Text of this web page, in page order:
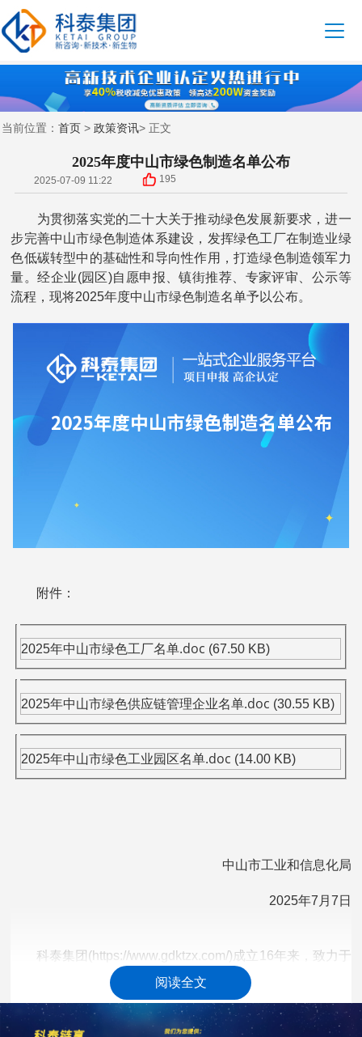
当前位置： 首页 > 政策资讯> 正文
2025年度中山市绿色制造名单公布
2025-07-09 11:22 195
为贯彻落实党的二十大关于推动绿色发展新要求，进一
步完善中山市绿色制造体系建设，发挥绿色工厂在制造业绿
色低碳转型中的基础性和导向性作用，打造绿色制造领军力
量。经企业(园区)自愿申报、镇街推荐、专家评审、公示等
流程，现将2025年度中山市绿色制造名单予以公布。
附件：
2025年中山市绿色工厂名单.doc (67.50 KB)
2025年中山市绿色供应链管理企业名单.doc (30.55 KB)
2025年中山市绿色工业园区名单.doc (14.00 KB)
中山市工业和信息化局
2025年7月7日
科泰集团(https://www.gdktzx.com/)成立16年来，致力于
高新技术企业认定 名优高新技术产品
中心认定、省市企业技术中心认定、省市工业设计中心认
定、省市重点实验室认定、新型研发机构认定、
专精特新中
阅读全文